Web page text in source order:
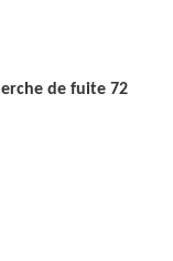
de fuite 72